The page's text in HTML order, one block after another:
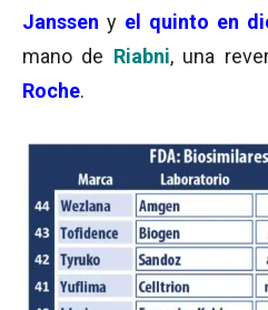
Janssen y el quinto en
mano de Riabni, una
Roche.